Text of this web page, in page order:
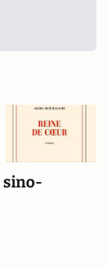
sino-